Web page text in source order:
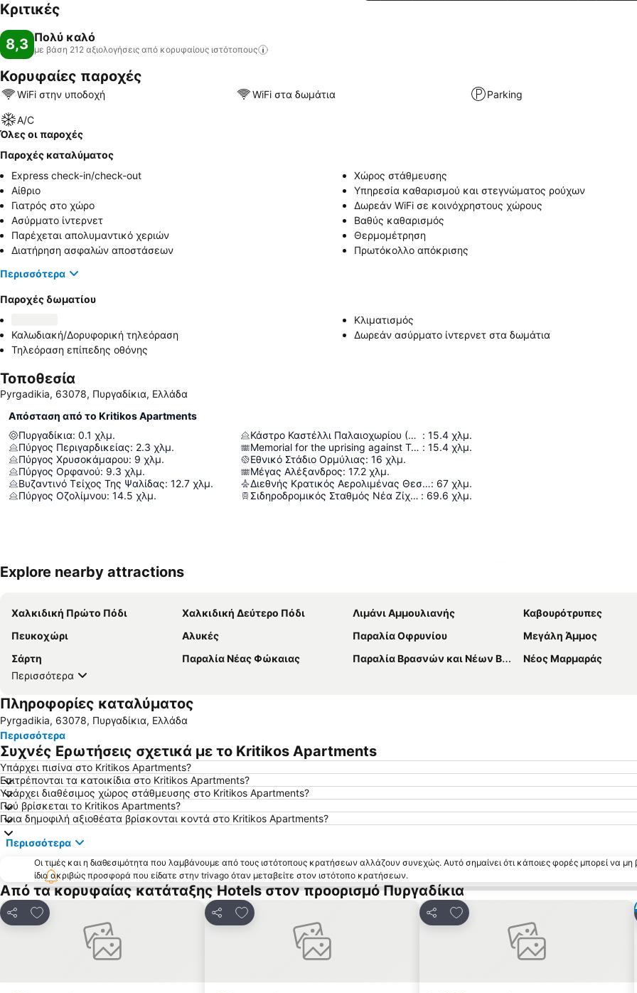
Κριτικές
8,3 Πολύ καλό
με βάση 212 αξιολογήσεις από κορυφαίους ιστότοπους
Κορυφαίες παροχές
WiFi στην υποδοχή WiFi στα δωμάτια Parking
A/C
Όλες οι παροχές
Παροχές καταλύματος
Express check-in/check-out
Χώρος στάθμευσης
Αίθριο
Υπηρεσία καθαρισμού και στεγνώματος ρούχων
Γιατρός στο χώρο
Δωρεάν WiFi σε κοινόχρηστους χώρους
Ασύρματο ίντερνετ
Βαθύς καθαρισμός
Παρέχεται απολυμαντικό χεριών
Θερμομέτρηση
Διατήρηση ασφαλών αποστάσεων
Πρωτόκολλο απόκρισης
Περισσότερα
Παροχές δωματίου
Κλιματισμός
Καλωδιακή/Δορυφορική τηλεόραση
Δωρεάν ασύρματο ίντερνετ στα δωμάτια
Τηλεόραση επίπεδης οθόνης
Τοποθεσία
Pyrgadikia, 63078, Πυργαδίκια, Ελλάδα
Απόσταση από το Kritikos Apartments
Πυργαδίκια: 0.1 χλμ.
Πύργος Περιγαρδικείας: 2.3 χλμ.
Πύργος Χρυσοκάμαρου: 9 χλμ.
Πύργος Ορφανού: 9.3 χλμ.
Βυζαντινό Τείχος Της Ψαλίδας: 12.7 χλμ.
Πύργος Οζολίμνου: 14.5 χλμ.
Κάστρο Καστέλλι Παλαιοχωρίου (Νέπωσι) : 15.4 χλμ.
Memorial for the uprising against Turks 1821 : 15.4 χλμ.
Εθνικό Στάδιο Ορμύλιας: 16 χλμ.
Μέγας Αλέξανδρος: 17.2 χλμ.
Διεθνής Κρατικός Αερολιμένας Θεσσαλονίκης "Μακεδονία": 67 χλμ.
Σιδηροδρομικός Σταθμός Νέα Ζίχνη : 69.6 χλμ.
Explore nearby attractions
Χαλκιδική Πρώτο Πόδι Χαλκιδική Δεύτερο Πόδι Λιμάνι Αμμουλιανής
Καβουρότρυπες
Πευκοχώρι
Αλυκές Παραλία Οφρυνίου
Μεγάλη Άμμος
Σάρτη
Παραλία Νέας Φώκαιας Παραλία Βρασνών και Νέων Βρασνών
Νέος Μαρμαράς
Περισσότερα
Πληροφορίες καταλύματος
Pyrgadikia, 63078, Πυργαδίκια, Ελλάδα
Περισσότερα
Συχνές Ερωτήσεις σχετικά με το Kritikos Apartments
Υπάρχει πισίνα στο Kritikos Apartments?
Επιτρέπονται τα κατοικίδια στο Kritikos Apartments?
Υπάρχει διαθέσιμος χώρος στάθμευσης στο Kritikos Apartments?
Πού βρίσκεται το Kritikos Apartments?
Ποια δημοφιλή αξιοθέατα βρίσκονται κοντά στο Kritikos Apartments?
Περισσότερα
Οι τιμές και η διαθεσιμότητα που λαμβάνουμε από τους ιστότοπους κρατήσεων αλλάζουν συνεχώς. Αυτό σημαίνει ότι κάποιες φορές μπορεί να μη
ίδια ακριβώς προσφορά που είδατε στην trivago όταν μεταβείτε στον ιστότοπο κρατήσεων.
Από τα κορυφαίας κατάταξης Hotels στον προορισμό Πυργαδίκια
Κοινοποίηση
Προσθήκη στα αγαπημένα
Κοινοποίηση
Προσθήκη στα αγαπημένα
Κοινοποίηση
Προσθήκη στα αγαπημένα